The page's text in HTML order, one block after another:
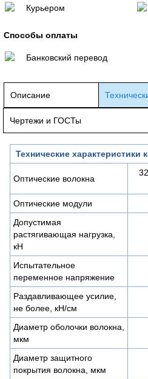
Курьером
Способы оплаты
Банковский перевод
Описание
Чертежи и ГОСТы
Технические характеристики
Оптические волокна
Оптические модули
Допустимая
растягивающая нагрузка,
кН
Испытательное
переменное напряжение
Раздавливающее усилие,
не более, кН/см
Диаметр оболочки волокна,
мкм
Диаметр защитного
покрытия волокна, мкм